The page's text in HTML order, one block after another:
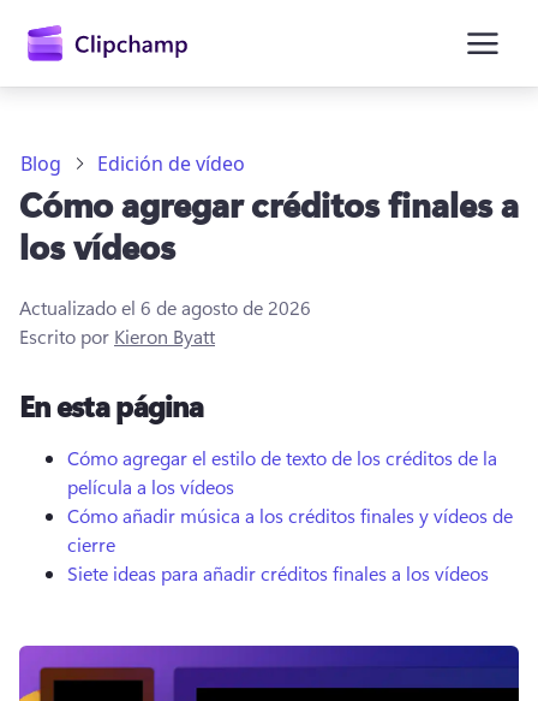
principal
Iniciar sesión
Probar gratis
Blog Edición de vídeo
Cómo agregar créditos finales a
los vídeos
Actualizado el 6 de agosto de 2026
Escrito por Kieron Byatt
En esta página
Cómo agregar el estilo de texto de los créditos de la
película a los vídeos
Cómo añadir música a los créditos finales y vídeos de
cierre
Siete ideas para añadir créditos finales a los vídeos